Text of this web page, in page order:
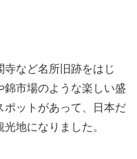
など名所旧跡をはじ
市場のような楽しい盛
ポットがあって、日本だ
地になりました。